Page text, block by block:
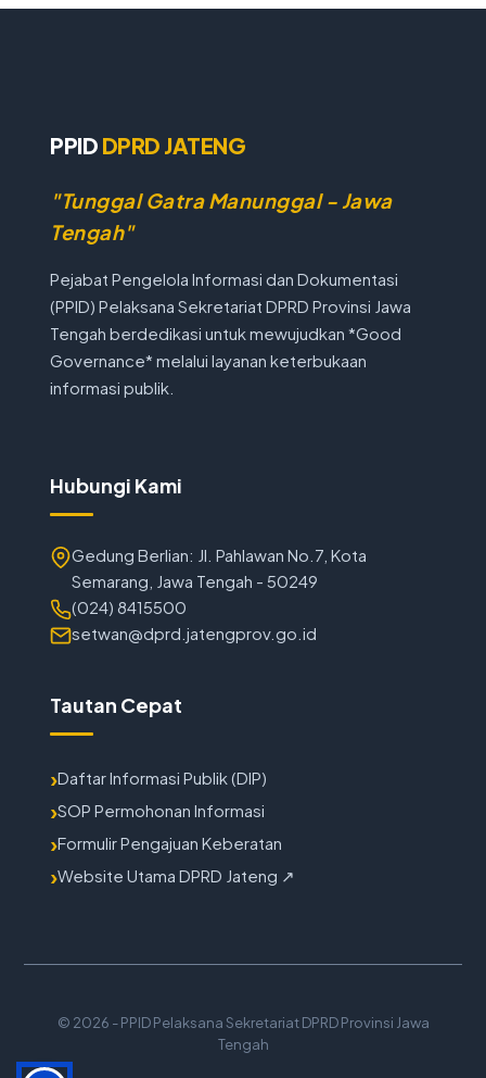
PPID DPRD JATENG
"Tunggal Gatra Manunggal - Jawa
Tengah"
Pejabat Pengelola Informasi dan Dokumentasi
(PPID) Pelaksana Sekretariat DPRD Provinsi Jawa
Tengah berdedikasi untuk mewujudkan *Good
Governance* melalui layanan keterbukaan
informasi publik.
Hubungi Kami
Gedung Berlian: Jl. Pahlawan No.7, Kota
Semarang, Jawa Tengah - 50249
(024) 8415500
setwan@dprd.jatengprov.go.id
Tautan Cepat
Daftar Informasi Publik (DIP)
SOP Permohonan Informasi
Formulir Pengajuan Keberatan
Website Utama DPRD Jateng ↗
© 2026 -PPID Pelaksana Sekretariat DPRD Provinsi Jawa
Tengah